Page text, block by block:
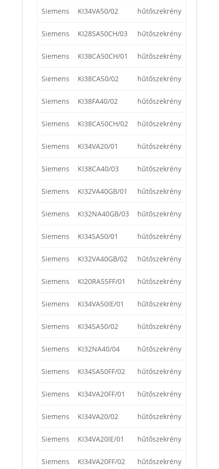
Siemens KI34VA50/02 hűtőszekrény
Siemens KI28SA50CH/03 hűtőszekrény
Siemens KI38CA50CH/01 hűtőszekrény
Siemens KI38CA50/02 hűtőszekrény
Siemens KI38FA40/02 hűtőszekrény
Siemens KI38CA50CH/02 hűtőszekrény
Siemens KI34VA20/01 hűtőszekrény
Siemens KI38CA40/03 hűtőszekrény
Siemens KI32VA40GB/01 hűtőszekrény
Siemens KI32NA40GB/03 hűtőszekrény
Siemens KI34SA50/01 hűtőszekrény
Siemens KI32VA40GB/02 hűtőszekrény
Siemens KI20RA55FF/01 hűtőszekrény
Siemens KI34VA50IE/01 hűtőszekrény
Siemens KI34SA50/02 hűtőszekrény
Siemens KI32NA40/04 hűtőszekrény
Siemens KI34SA50FF/02 hűtőszekrény
Siemens KI34VA20FF/01 hűtőszekrény
Siemens KI34VA20/02 hűtőszekrény
Siemens KI34VA20IE/01 hűtőszekrény
Siemens KI34VA20FF/02 hűtőszekrény